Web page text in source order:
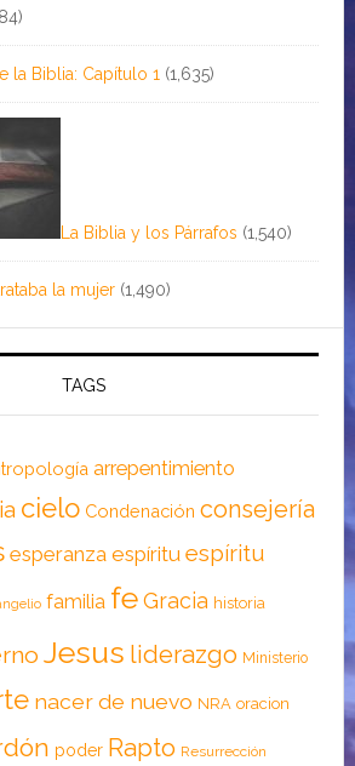
la Biblia: Capítulo 1 (1,635)
La Biblia y los Párrafos (1,540)
la mujer (1,490)
TAGS
arrepentimiento
cielo Condenación consejería
esperanza espíritu espíritu
familia feGracia historia
Jesus liderazgo Ministerio
nacer de nuevo NRA oracion
poder Rapto Resurrección